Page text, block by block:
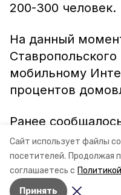
Сайт использует файлы
посетителей. Продолжая
соглашаетесь с
Принять
200-300 человек.
На данный
Ставропольского
мобильному
процентов
Ранее
продолжается
водовода.